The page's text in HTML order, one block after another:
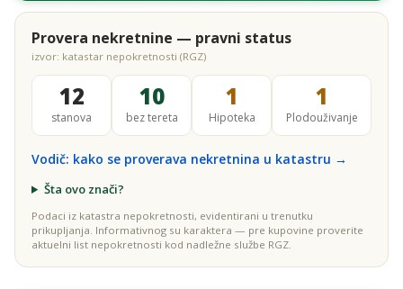
Provera nekretnine — pravni status
izvor: katastar nepokretnosti (RGZ)
12
stanova
10
bez tereta
1
Hipoteka
1
Plodouživanje
Vodič: kako se proverava nekretnina u katastru →
Šta ovo znači?
Podaci iz katastra nepokretnosti, evidentirani u trenutku
prikupljanja. Informativnog su karaktera — pre kupovine proverite
aktuelni list nepokretnosti kod nadležne službe RGZ.